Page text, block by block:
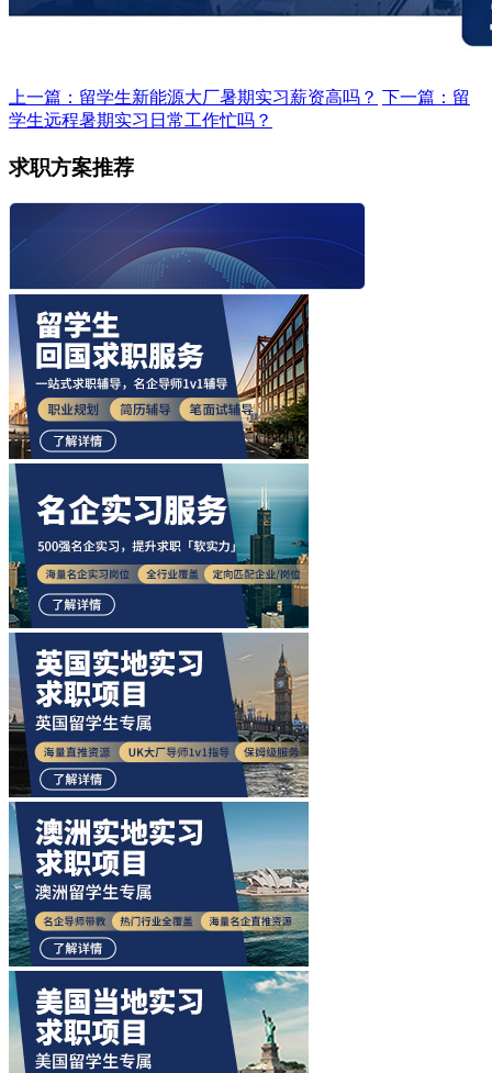
上一篇：留学生新能源大厂暑期实习薪资高吗？ 下一篇：留
学生远程暑期实习日常工作忙吗？
求职方案推荐